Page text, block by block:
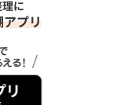
合併号